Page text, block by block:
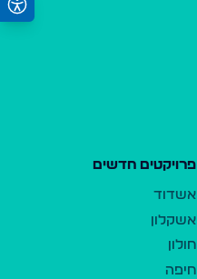
פרויקטים חדשים
אשדוד
אשקלון
חולון
חיפה